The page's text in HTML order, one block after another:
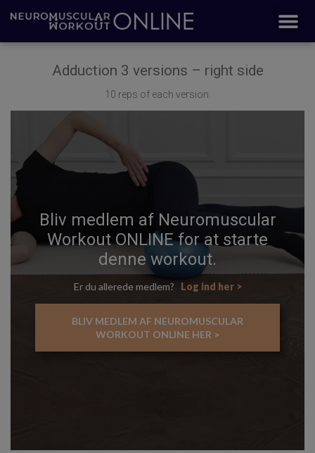
Adduction 3 versions – right side
10 reps of each version.
Bliv medlem af Neuromuscular
Workout ONLINE for at starte
denne workout.
Er du allerede medlem? Log ind her >
BLIV MEDLEM AF NEUROMUSCULAR
WORKOUT ONLINE HER >